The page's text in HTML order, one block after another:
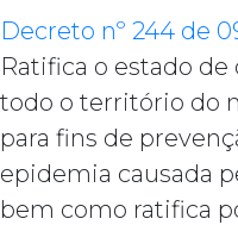
Decreto nº 244 de
Ratifica o estado
todo o território do
para fins de
epidemia causada
bem como ratifica